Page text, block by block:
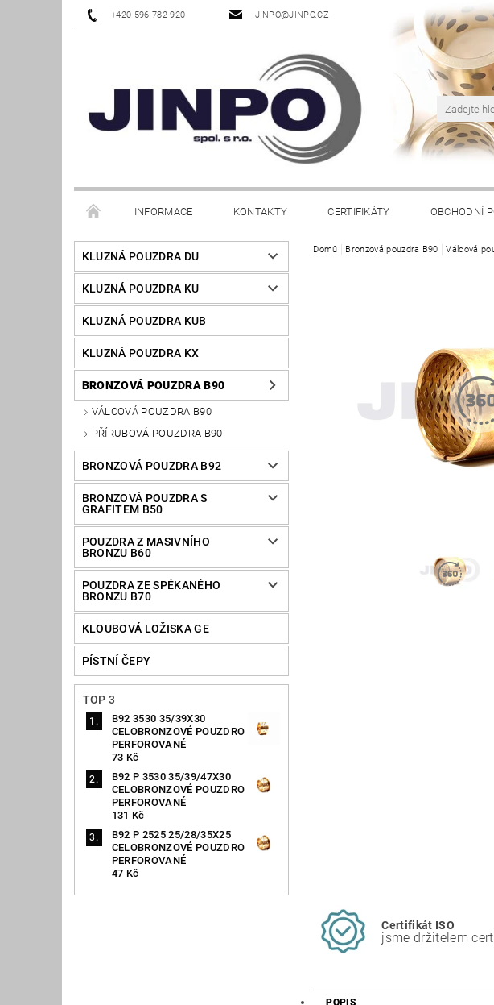
+420 596 782 920 JINPO@JINPO.CZ
INFORMACE KONTAKTY CERTIFIKÁTY OBCHODNÍ
KLUZNÁ POUZDRA DU
KLUZNÁ POUZDRA KU
KLUZNÁ POUZDRA KUB
KLUZNÁ POUZDRA KX
BRONZOVÁ POUZDRA B90
VÁLCOVÁ POUZDRA B90
PŘÍRUBOVÁ POUZDRA B90
BRONZOVÁ POUZDRA B92
BRONZOVÁ POUZDRA S
GRAFITEM B50
POUZDRA Z MASIVNÍHO
BRONZU B60
POUZDRA ZE SPÉKANÉHO
BRONZU B70
KLOUBOVÁ LOŽISKA GE
PÍSTNÍ ČEPY
TOP 3
B92 3530 35/39X30
CELOBRONZOVÉ POUZDRO
PERFOROVANÉ
73 Kč
B92 P 3530 35/39/47X30
CELOBRONZOVÉ POUZDRO
PERFOROVANÉ
131 Kč
B92 P 2525 25/28/35X25
CELOBRONZOVÉ POUZDRO
PERFOROVANÉ
47 Kč
Domů Bronzová pouzdra B90 Válcová
Certifikát ISO
jsme držitelem
POPIS